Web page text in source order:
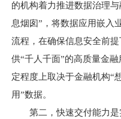
的机构着力推进数据治理
息烟囱”，将数据应用嵌入
流程，在确保信息安全前
供“千人千面”的高质量金
定程度上取决于金融机构“
用”数据。
第二，快速交付能力是